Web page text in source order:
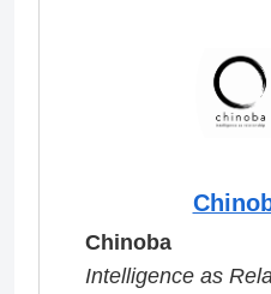
Chinoba
Intelligence as